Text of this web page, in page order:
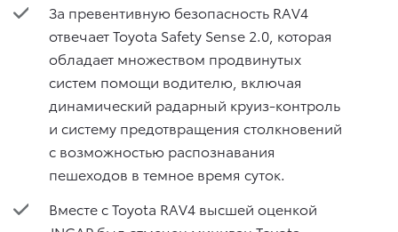
За превентивную безопасность RAV4
отвечает Toyota Safety Sense 2.0, которая
обладает множеством продвинутых
систем помощи водителю, включая
динамический радарный круиз-контроль
и систему предотвращения столкновений
с возможностью распознавания
пешеходов в темное время суток.
Вместе с Toyota RAV4 высшей оценкой